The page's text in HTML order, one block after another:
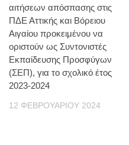
αιτήσεων απόσπασης στις
ΠΔΕ Αττικής και Βόρειου
Αιγαίου προκειμένου να
οριστούν ως Συντονιστές
Εκπαίδευσης Προσφύγων
(ΣΕΠ), για το σχολικό έτος
2023-2024
12 ΦΕΒΡΟΥΑΡΊΟΥ 2024